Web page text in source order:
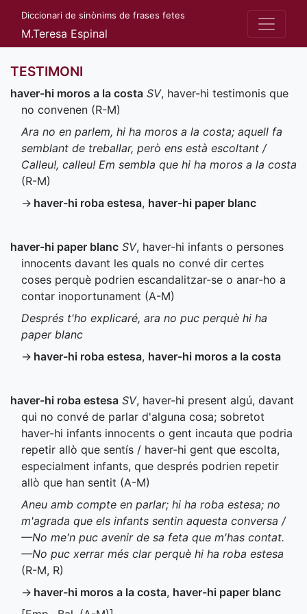
Diccionari de sinònims de frases fetes
M.Teresa Espinal
TESTIMONI
haver-hi moros a la costa SV, haver-hi testimonis que
no convenen (R-M)
Ara no en parlem, hi ha moros a la costa; aquell fa
semblant de treballar, però ens està escoltant /
Calleu!, calleu! Em sembla que hi ha moros a la costa
(R-M)
→ haver-hi roba estesa, haver-hi paper blanc
haver-hi paper blanc SV, haver-hi infants o persones
innocents davant les quals no convé dir certes
coses perquè podrien escandalitzar-se o anar-ho a
contar inoportunament (A-M)
Després t'ho explicaré, ara no puc perquè hi ha
paper blanc
→ haver-hi roba estesa, haver-hi moros a la costa
haver-hi roba estesa SV, haver-hi present algú, davant
qui no convé de parlar d'alguna cosa; sobretot
haver-hi infants innocents o gent incauta que podria
repetir allò que sentís / haver-hi gent que escolta,
especialment infants, que després podrien repetir
allò que han sentit (A-M)
Aneu amb compte en parlar; hi ha roba estesa; no
m'agrada que els infants sentin aquesta conversa /
—No me'n puc avenir de sa feta que m'has contat.
—No puc xerrar més clar perquè hi ha roba estesa
(R-M, R)
→ haver-hi moros a la costa, haver-hi paper blanc